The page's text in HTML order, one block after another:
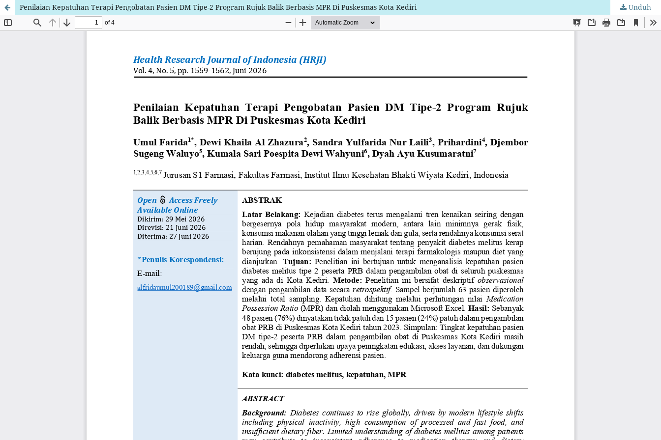
Penilaian Kepatuhan Terapi Pengobatan Pasien DM Tipe-2 Program Rujuk Balik Berbasis MPR Di Puskesmas Kota Kediri Unduh